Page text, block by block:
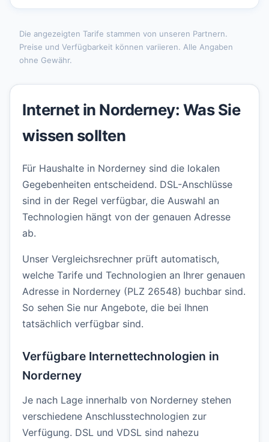
Die angezeigten Tarife stammen von unseren Partnern.
Preise und Verfügbarkeit können variieren. Alle Angaben
ohne Gewähr.
Internet in Norderney: Was Sie
wissen sollten
Für Haushalte in Norderney sind die lokalen
Gegebenheiten entscheidend. DSL-Anschlüsse
sind in der Regel verfügbar, die Auswahl an
Technologien hängt von der genauen Adresse
ab.
Unser Vergleichsrechner prüft automatisch,
welche Tarife und Technologien an Ihrer genauen
Adresse in Norderney (PLZ 26548) buchbar sind.
So sehen Sie nur Angebote, die bei Ihnen
tatsächlich verfügbar sind.
Verfügbare Internettechnologien in
Norderney
Je nach Lage innerhalb von Norderney stehen
verschiedene Anschlusstechnologien zur
Verfügung. DSL und VDSL sind nahezu